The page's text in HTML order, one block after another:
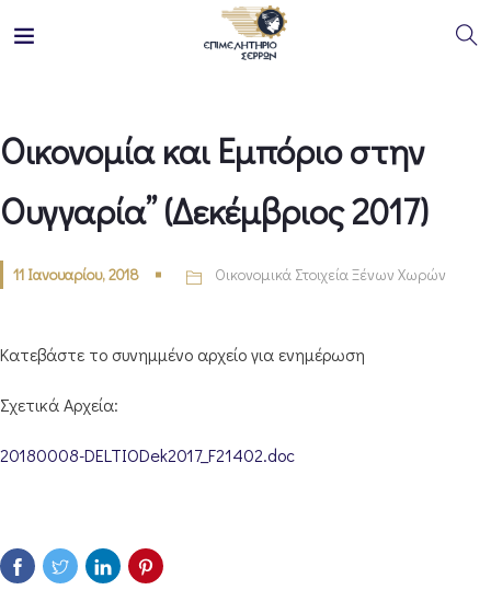
Οικονομία και Εμπόριο στην
Ουγγαρία” (Δεκέμβριος 2017)
11 Ιανουαρίου, 2018 Οικονομικά Στοιχεία Ξένων Χωρών
Κατεβάστε το συνημμένο αρχείο για ενημέρωση
Σχετικά Αρχεία:
20180008-DELTIODek2017_F21402.doc